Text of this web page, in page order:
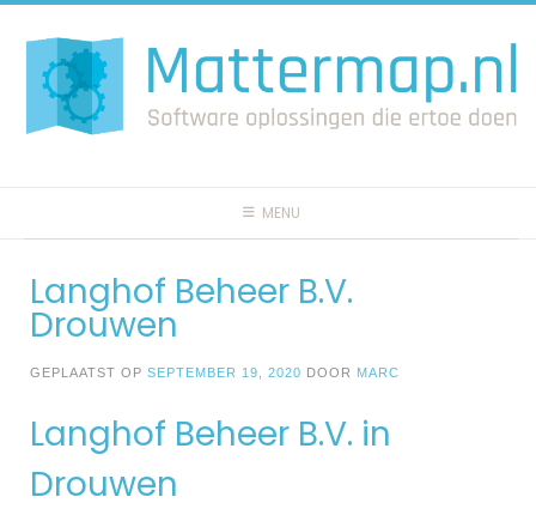
naar
inhoud
MENU
Langhof Beheer B.V.
Drouwen
GEPLAATST OP SEPTEMBER 19, 2020 DOOR MARC
Langhof Beheer B.V. in
Drouwen